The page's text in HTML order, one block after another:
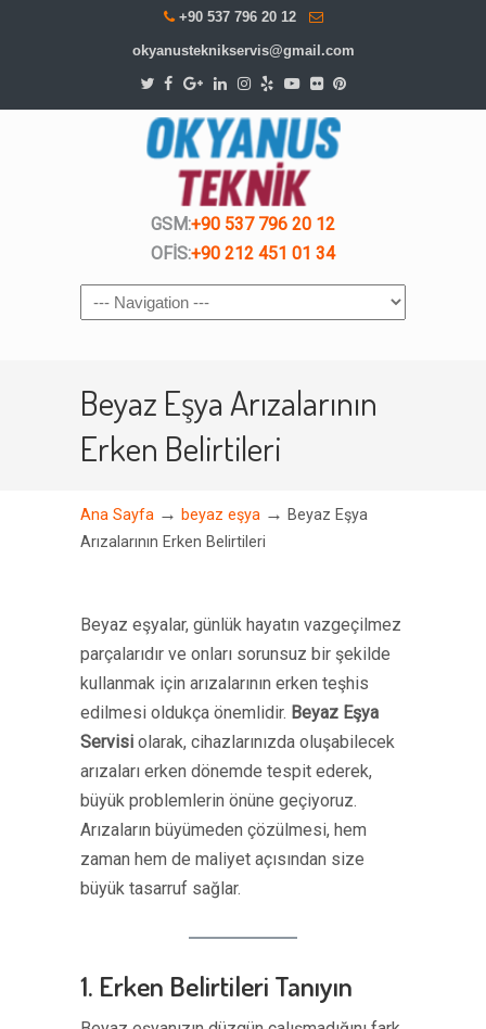
+90 537 796 20 12
okyanusteknikservis@gmail.com
GSM:+90 537 796 20 12
OFİS:+90 212 451 01 34
Navigation
Beyaz Eşya Arızalarının
Erken Belirtileri
Ana Sayfa → beyaz eşya → Beyaz Eşya
Arızalarının Erken Belirtileri
Beyaz eşyalar, günlük hayatın vazgeçilmez
parçalarıdır ve onları sorunsuz bir şekilde
kullanmak için arızalarının erken teşhis
edilmesi oldukça önemlidir. Beyaz Eşya
Servisi olarak, cihazlarınızda oluşabilecek
arızaları erken dönemde tespit ederek,
büyük problemlerin önüne geçiyoruz.
Arızaların büyümeden çözülmesi, hem
zaman hem de maliyet açısından size
büyük tasarruf sağlar.
1. Erken Belirtileri Tanıyın